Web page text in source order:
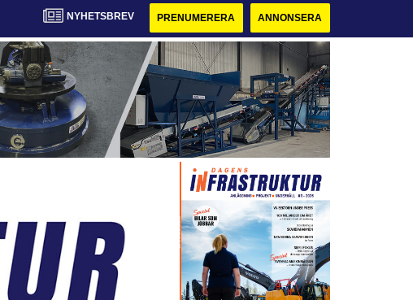
NYHETSBREV PRENUMERERA ANNONSERA